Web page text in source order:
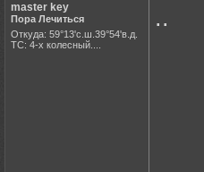
master key
Пора Лечиться
Откуда: 59°13'с.ш.39°54'в.д.
ТС: 4-х колесный....
..